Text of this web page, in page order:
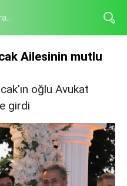
Ailesinin mutlu
oğlu Avukat
girdi